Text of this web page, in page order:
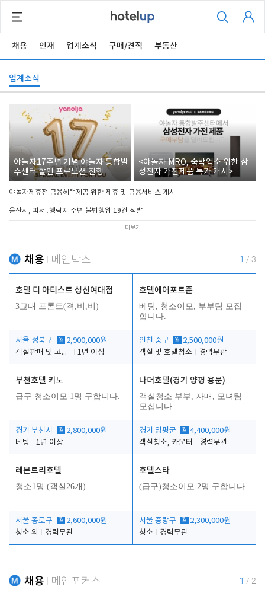
채용 인재 업계소식 구매/견적 부동산
업계소식
야놀자17주년 기념 야놀자 통합발
주센터 할인 프로모션 진행
<야놀자 MRO, 숙박업소 위한 삼
성전자 가전제품 특가 개시>
야놀자제휴점 금융혜택제공 위한 제휴 및 금융서비스 게시
울산시, 피서․행락지 주변 불법행위 19건 적발
더보기
채용 메인박스 1 / 3
호텔 디 아티스트 성신여대점
3교대 프론트(격,비,비)
서울 성북구 월 2,900,000원
객실판매 및 고객응대
1년 이상
호텔에어포트준
베팅, 청소이모, 부부팀 모집
합니다.
인천 중구 월 2,500,000원
객실 및 호텔청소
경력무관
부천호텔 키노
급구 청소이모 1명 구합니다.
경기 부천시 월 2,800,000원
베팅
1년 이상
나더호텔(경기 양평 용문)
객실청소 부부, 자매, 모녀팀
모십니다.
경기 양평군 월 4,400,000원
객실청소, 카운터
경력무관
레몬트리호텔
청소1명 (객실26개)
서울 종로구 월 2,600,000원
청소 외
경력무관
호텔스타
(급구)청소이모 2명 구합니다.
서울 중랑구 월 2,300,000원
청소
경력무관
채용 메인포커스 1 / 2